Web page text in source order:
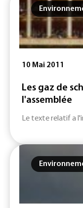
10 Mai 2011
Les gaz de
l'assemblée
Le texte relatif a